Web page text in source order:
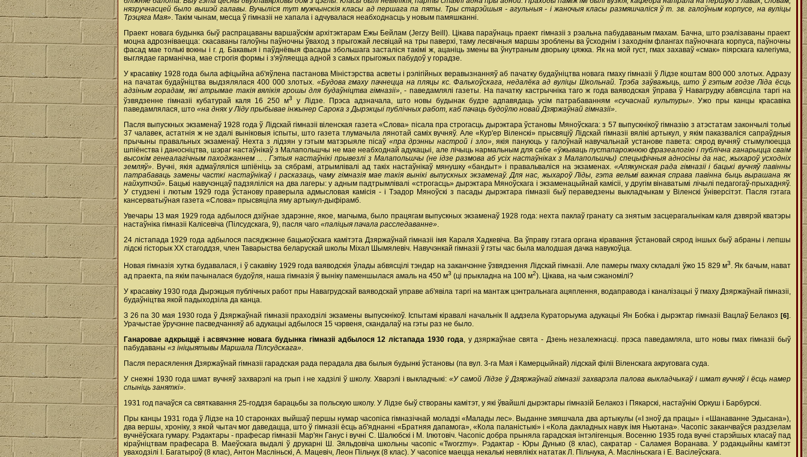
нязручнасцей было вышэй галавы. Вучыліся тут мужчынскія класы ад першага па пяты. Тры старэйшыя - агульныя - і жаночыя класы размяшчаліся ў т. зв. галоўным корпусе, на вуліцы
Трэцяга Мая». Такім чынам, месца ў гімназіі не хапала і адчувалася неабходнасць у новым памяшканні.
Праект новага будынка быў распрацаваны варшаўскім архітэктарам Ежы Бейлам (Jerzy Beill). Цікава параўнаць праект гімназіі з рэальна пабудаваным гмахам. Бачна, што рэалізаваны праект
моцна адрозніваецца: скасаваны галоўны паўночны ўваход з прыгожай лесвіцай на тры паверхі, таму лесвічныя маршы зроблены ва ўсходнім і заходнім флангах паўночнага корпуса, паўночны
фасад мае толькі вокны і г. д. Бакавыя і паўднёвыя фасады збольшага засталіся такімі ж, ацаніць змены ва ўнутраным дворыку цяжка. Як на мой густ, гмах захаваў «смак» піярскага калегіума,
выглядае гарманічна, мае строгія формы і з'яўляецца адной з самых прыгожых пабудоў у горадзе.
У красавіку 1928 года была афіцыйна аб'яўлена пастанова Міністэрства асветы і рэлігійных веравызнанняў аб пачатку будаўніцтва новага гмаху гімназіі ў Лідзе коштам 800 000 злотых. Адразу
на пачатак будаўніцтва выдзялялася 400 000 злотых. «Будова гмаху пачнецца на пляцы кс. Фалькоўскага, недалёка ад вуліцы Школьнай. Трэба заўважыць, што ў гэтым годзе Ліда ёсць
адзіным горадам, які атрымае такія вялікія грошы для будаўніцтва гімназіі», - паведамлялі газеты. На пачатку кастрычніка таго ж года ваяводская ўправа ў Навагрудку абвясціла таргі на
ўзвядзенне гімназіі кубатурай каля 16 250 м3 у Лідзе. Прэса адзначала, што новы будынак будзе адпавядаць усім патрабаванням «сучаснай культуры». Ужо пры канцы красавіка
паведамлялася, што «на днях у Ліду прыбывае інжынер Сарока з Дырэкцыі публічных работ, каб пачаць будоўлю новай Дзяржаўнай гімназіі».
Пасля выпускных экзаменаў 1928 года ў Лідскай гімназіі віленская газета «Слова» пісала пра строгасць дырэктара ўстановы Мяноўскага: з 57 выпускнікоў гімназію з атэстатам закончылі толькі
37 чалавек, астатнія ж не здалі выніковыя іспыты, што газета тлумачыла лянотай саміх вучняў. Але «Кур'ер Віленскі» прысвяціў Лідскай гімназіі вялікі артыкул, у якім паказваліся сапраўдныя
прычыны правальных экзаменаў. Нехта з лідзян у гэтым матэрыяле пісаў «пра дрэнны настрой і зло», якія пануюць у галоўнай навучальнай установе павета: сярод вучняў стымулюецца
шпіёнства і даносніцтва, шэраг настаўнікаў з Малапольшчы не мае неабходнай адукацыі, але лічыць нармальным для сабе «ўжываць пустапарожнюю фразеалогію і публічна ганарыцца сваім
высокім генеалагічным паходжаннем ... . Гэтыя настаўнікі прывезлі з Малапольшчы (не ідзе размова аб усіх настаўніках з Малапольшчы) спецыфічныя адносіны да нас, жыхароў усходніх
земляў». Вучні, якія адмаўляліся шпіёніць за сябрамі, атрымлівалі ад такіх настаўнікаў мянушку «бандыт» і правальваліся на экзаменах. «Апякунская рада гімназіі і бацькі вучняў павінны
патрабаваць замены часткі настаўнікаў і расказаць, чаму гімназія мае такія вынікі выпускных экзаменаў. Для нас, жыхароў Ліды, гэта вельмі важная справа павінна быць вырашана як
найхутчэй». Бацькі навучэнцаў падзяліліся на два лагеры: у адным падтрымлівалі «строгасць» дырэктара Мяноўскага і экзаменацыйнай камісіі, у другім вінаватымі лічылі педагогаў-прыхадняў.
У студзені і лютым 1929 года ўстанову праверыла адмысловая камісія - і Тэадор Мяноўскі з пасады дырэктара гімназіі быў пераведзены выкладчыкам у Віленскі ўніверсітэт. Пасля гэтага
кансерватыўная газета «Слова» прысвяціла яму артыкул-дыфірамб.
Увечары 13 мая 1929 года адбылося дзіўнае здарэнне, якое, магчыма, было працягам выпускных экзаменаў 1928 года: нехта паклаў гранату са знятым засцерагальнікам каля дзвярэй кватэры
настаўніка гімназіі Калісевіча (Пілсудскага, 9), пасля чаго «паліцыя пачала расследаванне».
24 лістапада 1929 года адбылося пасяджэнне бацькоўскага камітэта Дзяржаўнай гімназіі імя Караля Хадкевіча. Ва ўправу гэтага органа кіравання ўстановай сярод іншых быў абраны і лепшы
лідскі гісторык XX стагоддзя, член Таварыства беларускай школы Міхал Шымялевіч. Навучэнкай гімназіі ў гэты час была малодшая дачка навукоўца.
Новая гімназія хутка будавалася, і ў сакавіку 1929 года ваяводскія ўлады абвясцілі тэндар на заканчэнне ўзвядзення Лідскай гімназіі. Але памеры гмаху складалі ўжо 15 829 м3. Як бачым, нават
ад праекта, па якім пачыналася будоўля, наша гімназія ў выніку паменшылася амаль на 450 м3 (ці прыкладна на 100 м2). Цікава, на чым сэканомілі?
У красавіку 1930 года Дырэкцыя публічных работ пры Навагрудскай ваяводскай управе аб'явіла таргі на мантаж цэнтральнага ацяплення, водаправода і каналізацыі ў гмаху Дзяржаўнай гімназіі,
будаўніцтва якой падыходзіла да канца.
З 26 па 30 мая 1930 года ў Дзяржаўнай гімназіі праходзілі экзамены выпускнікоў. Іспытамі кіравалі начальнік ІІ аддзела Кураторыума адукацыі Ян Бобка і дырэктар гімназіі Вацлаў Белакоз [6].
Урачыстае ўручэнне пасведчанняў аб адукацыі адбылося 15 чэрвеня, скандалаў на гэты раз не было.
Ганаровае адкрыццё і асвячэнне новага будынка гімназіі адбылося 12 лістапада 1930 года, у дзяржаўнае свята - Дзень незалежнасці. прэса паведамляла, што новы гмах гімназіі быў
пабудаваны «з ініцыятывы Маршала Пілсудскага».
Пасля перасялення Дзяржаўнай гімназіі гарадская рада перадала два былыя будынкі ўстановы (па вул. 3-га Мая і Камерцыйнай) лідскай філіі Віленскага акруговага суда.
У снежні 1930 года шмат вучняў захварэлі на грып і не хадзілі ў школу. Хварэлі і выкладчыкі:«У самой Лідзе ў Дзяржаўнай гімназіі захварэла палова выкладчыкаў і шмат вучняў і ёсць намер
спыніць заняткі».
1931 год пачаўся са святкавання 25-годдзя барацьбы за польскую школу. У Лідзе быў створаны камітэт, у які ўвайшлі дырэктары гімназій Белакоз і Пякарскі, настаўнікі Оркуш і Барбурскі.
Пры канцы 1931 года ў Лідзе на 10 старонках выйшаў першы нумар часопіса гімназічнай моладзі «Малады лес». Выданне змяшчала два артыкулы («І зноў да працы» і «Шанаванне Эдысана»),
два вершы, хроніку, з якой чытач мог даведацца, што ў гімназіі ёсць аб'яднанні «Братняя дапамога», «Кола паланістыкі» і «Кола дакладных навук імя Ньютана». Часопіс заканчваўся раздзелам
вучнёўскага гумару. Рэдактары - прафесар гімназіі Мар'ян Ганус і вучні С. Шалюбскі і М. Ілютовіч. Часопіс добра прыняла гарадская інтэлігенцыя. Восенню 1935 года вучні старэйшых класаў пад
кіраўніцтвам прафесара В. Маеўскага выдалі ў друкарні Ш. Зяльдовіча школьны часопіс «Tworzmy». Рэдактар - Юры Дунько (8 клас), сакратар - Саламея Воранава. У рэдакцыйны камітэт
уваходзілі І. Багатыроў (8 клас), Антон Масліньскі, А. Мацевіч, Леон Пільчук (8 клас). У часопісе маецца некалькі невялікіх нататак Л. Пільчука, А. Масліньскага і Е. Васілеўскага.